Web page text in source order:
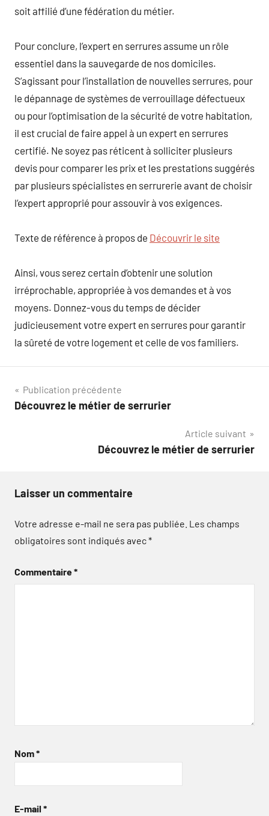
soit affilié d’une fédération du métier.
Pour conclure, l’expert en serrures assume un rôle
essentiel dans la sauvegarde de nos domiciles.
S’agissant pour l’installation de nouvelles serrures, pour
le dépannage de systèmes de verrouillage défectueux
ou pour l’optimisation de la sécurité de votre habitation,
il est crucial de faire appel à un expert en serrures
certifié. Ne soyez pas réticent à solliciter plusieurs
devis pour comparer les prix et les prestations suggérés
par plusieurs spécialistes en serrurerie avant de choisir
l’expert approprié pour assouvir à vos exigences.
Texte de référence à propos de Découvrir le site
Ainsi, vous serez certain d’obtenir une solution
irréprochable, appropriée à vos demandes et à vos
moyens. Donnez-vous du temps de décider
judicieusement votre expert en serrures pour garantir
la sûreté de votre logement et celle de vos familiers.
Navigation
de
Publication précédente
Découvrez le métier de serrurier
Article suivant
Découvrez le métier de serrurier
Laisser un commentaire
Votre adresse e-mail ne sera pas publiée. Les champs
obligatoires sont indiqués avec*
Commentaire*
Nom*
E-mail *